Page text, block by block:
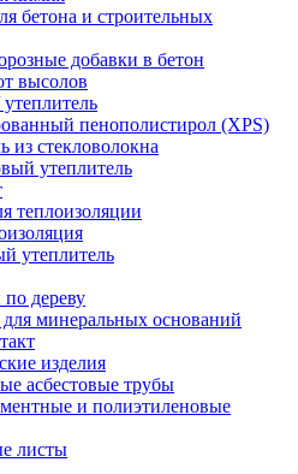
бетона и строительных
добавки в бетон
высолов
пенополистирол (XPS)
из стекловолокна
утеплитель
теплоизоляции
утеплитель
дереву
для минеральных оснований
изделия
асбестовые трубы
и полиэтиленовые
листы